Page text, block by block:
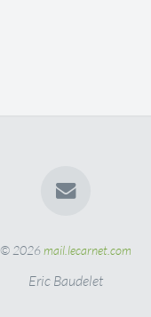
© 2026mail.lecarnet.com
Eric Baudelet